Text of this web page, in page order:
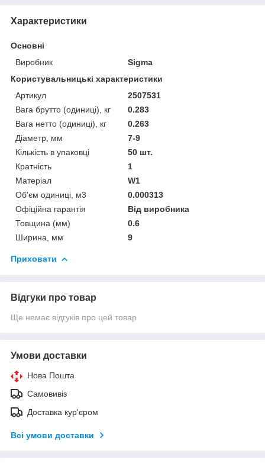
Характеристики
Основні
Виробник
Sigma
Користувальницькі характеристики
Артикул
2507531
Вага брутто (одиниці), кг
0.283
Вага нетто (одиниці), кг
0.263
Діаметр, мм
7-9
Кількість в упаковці
50 шт.
Кратність
1
Матеріал
W1
Об'єм одиниці, м3
0.000313
Офіційна гарантія
Від виробника
Товщина (мм)
0.6
Ширина, мм
9
Приховати
Відгуки про товар
Ще немає відгуків про цей товар
Умови доставки
Нова Пошта
Самовивіз
Доставка кур'єром
Всі умови доставки